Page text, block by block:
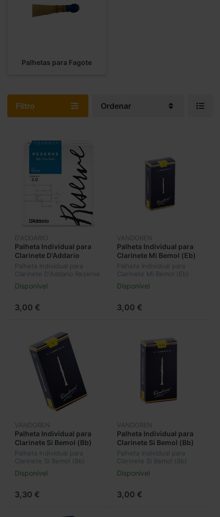
Palhetas para Fagote
Filtro Ordenar
D'ADDARIO
Palheta Individual para
Clarinete D'Addario
Reserve Si Bemol (Bb)
Nº3 DCR1030
Palheta Individual para
Clarinete D'Addario Reserve
Si Bemol (Bb) Nº3 DCR1030
Disponível
3,00 €
VANDOREN
Palheta Individual para
Clarinete Mi Bemol (Eb)
Vandoren Mi Bemol Nº2
CR112
Palheta Individual para
Clarinete Mi Bemol (Eb)
Vandoren Mi Bemol Nº2
CR112
Disponível
3,00 €
VANDOREN
Palheta Individual para
Clarinete Si Bemol (Bb)
Vandoren Nº1 CR101
Palheta Individual para
Clarinete Si Bemol (Bb)
Vandoren Nº1 CR101
Disponível
3,30 €
VANDOREN
Palheta Individual para
Clarinete Si Bemol (Bb)
Vandoren Nº1,5 CR1015
Palheta Individual para
Clarinete Si Bemol (Bb)
Vandoren Nº1,5 CR1015
Disponível
3,00 €